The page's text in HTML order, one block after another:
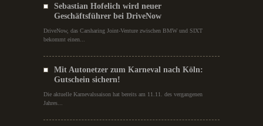
Sebastian Hofelich wird neuer
Geschäftsführer bei DriveNow
DriveNow, das Carsharing Joint-Venture zwischen BMW und SIXT
bekommt einen...
Mit Autonetzer zum Karneval nach Köln:
Gutschein sichern!
Die aktuelle Karnevalssaison hat bereits am 11.11. des vergangenen
Jahres...